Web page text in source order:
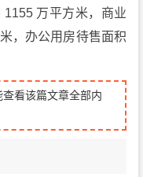
万平方米，商业
，办公用房待售面积
看该篇文章全部内